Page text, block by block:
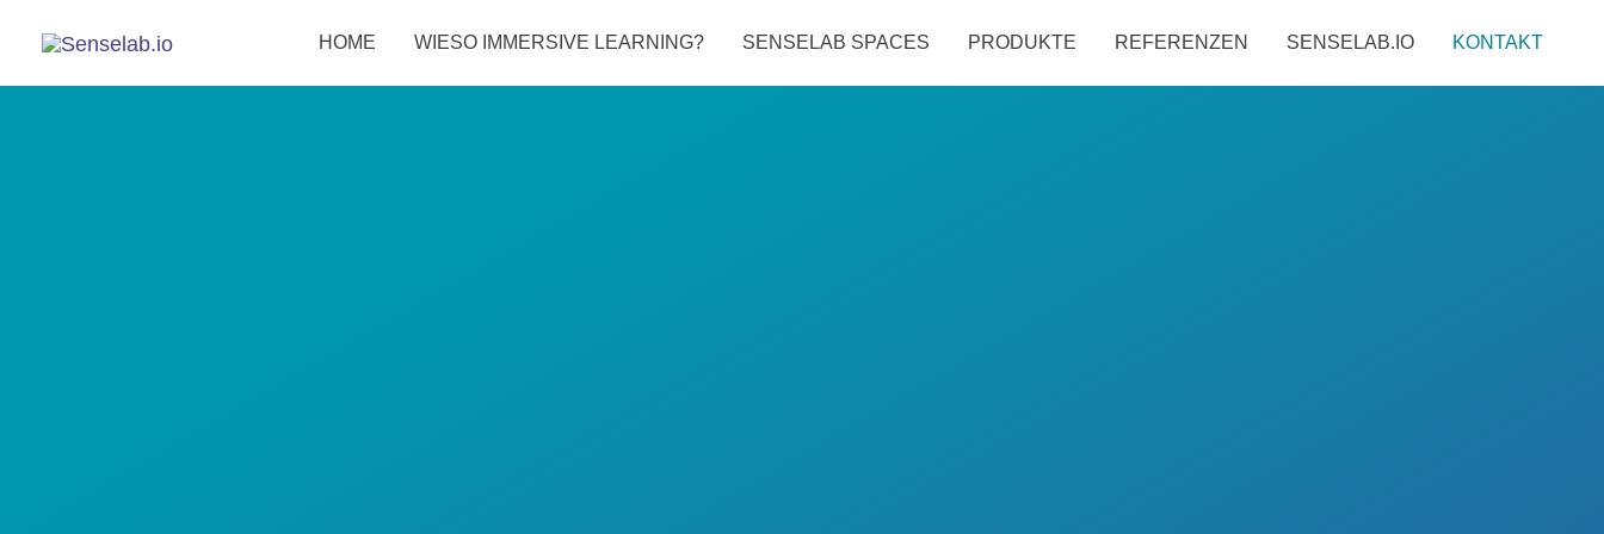
HOME WIESO IMMERSIVE LEARNING? SENSELAB SPACES PRODUKTE REFERENZEN SENSELAB.IO KONTAKT